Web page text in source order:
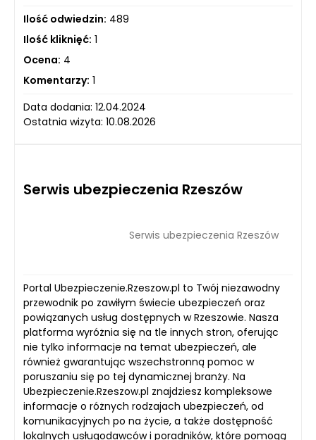
Ilość odwiedzin: 489
Ilość kliknięć: 1
Ocena: 4
Komentarzy: 1
Data dodania: 12.04.2024
Ostatnia wizyta: 10.08.2026
Serwis ubezpieczenia Rzeszów
Serwis ubezpieczenia Rzeszów
Portal Ubezpieczenie.Rzeszow.pl to Twój niezawodny
przewodnik po zawiłym świecie ubezpieczeń oraz
powiązanych usług dostępnych w Rzeszowie. Nasza
platforma wyróżnia się na tle innych stron, oferując
nie tylko informacje na temat ubezpieczeń, ale
również gwarantując wszechstronną pomoc w
poruszaniu się po tej dynamicznej branży. Na
Ubezpieczenie.Rzeszow.pl znajdziesz kompleksowe
informacje o różnych rodzajach ubezpieczeń, od
komunikacyjnych po na życie, a także dostępność
lokalnych usługodawców i poradników, które pomogą